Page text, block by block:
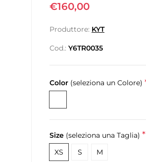
€160,00
Produttore: KYT
Cod.: Y6TR0035
Color (seleziona un Colore)
Size (seleziona una Taglia) *
XS S M